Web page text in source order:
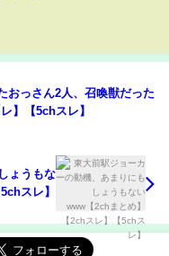
おっさん2人、召喚獣だった
】【5chスレ】
ょうもな
スレ】